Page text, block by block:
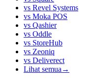
vs Revel Systems
vs Moka POS
vs Qashier
vs Oddle
vs StoreHub
vs Zeoniq
vs Deliverect
Lihat semua →